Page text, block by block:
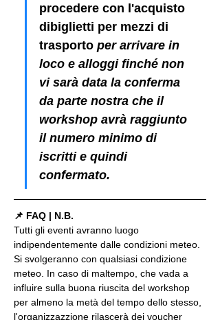
procedere con l'acquisto
dibiglietti per mezzi di
trasporto per arrivare in
loco e alloggi finché non
vi sarà data la conferma
da parte nostra che il
workshop avrà raggiunto
il numero minimo di
iscritti e quindi
confermato.
📌 FAQ | N.B.
Tutti gli eventi avranno luogo
indipendentemente dalle condizioni meteo.
Si svolgeranno con qualsiasi condizione
meteo. In caso di maltempo, che vada a
influire sulla buona riuscita del workshop
per almeno la metà del tempo dello stesso,
l'organizzazzione rilascerà dei voucher